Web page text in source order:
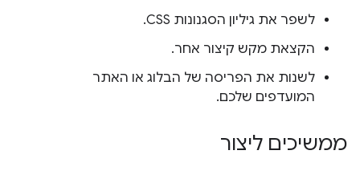
לשפר את גיליון הסגנונות CSS.
הקצאת מקש קיצור אחר.
לשנות את הפריסה של הבלוג או האתר
המועדפים שלכם.
ממשיכים ליצור